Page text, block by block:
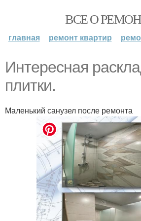
ВСЕ О
главная ремонт квартир
Интересная
плитки.
Маленький санузел после ремонта